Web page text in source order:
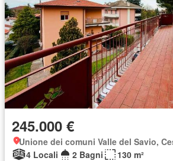
245.000 €
Unione dei comuni Valle del Savio,
4 Locali
2 Bagni 130 m²